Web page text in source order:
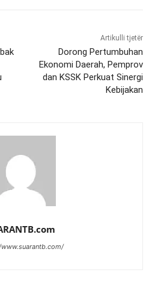
Artikulli tjetër
Dorong Pertumbuhan
Ekonomi Daerah, Pemprov
dan KSSK Perkuat Sinergi
Kebijakan